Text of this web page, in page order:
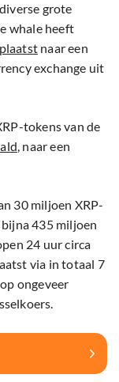
grote
whale heeft
naar een
exchange uit
tokens van de
, naar een
30 miljoen XRP-
435 miljoen
24 uur circa
via in totaal 7
ongeveer